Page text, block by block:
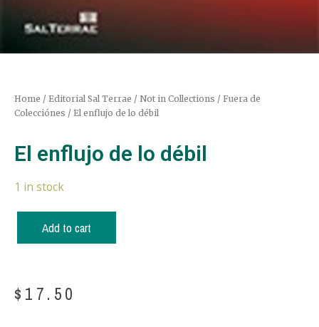
Home / Editorial Sal Terrae / Not in Collections / Fuera de
Colecciónes / El enflujo de lo débil
El enflujo de lo débil
1 in stock
Add to cart
$ 17.50